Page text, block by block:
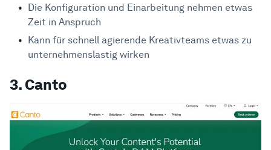
Die Konfiguration und Einarbeitung nehmen etwas
Zeit in Anspruch
Kann für schnell agierende Kreativteams etwas zu
unternehmenslastig wirken
3. Canto